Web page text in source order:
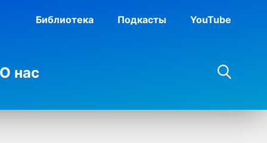
Библиотека Подкасты YouTube
О нас